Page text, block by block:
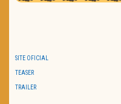
SITE OFICIAL
TEASER
TRAILER